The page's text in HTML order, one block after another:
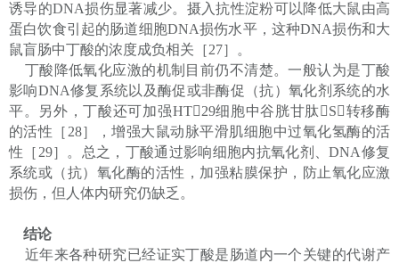
诱导的DNA损伤显著减少。摄入抗性淀粉可以降低大鼠由高
蛋白饮食引起的肠道细胞DNA损伤水平，这种DNA损伤和大
鼠盲肠中丁酸的浓度成负相关［27］。
丁酸降低氧化应激的机制目前仍不清楚。一般认为是丁酸
影响DNA修复系统以及酶促或非酶促（抗）氧化剂系统的水
平。另外，丁酸还可加强HT29细胞中谷胱甘肽S转移酶
的活性［28］，增强大鼠动脉平滑肌细胞中过氧化氢酶的活
性［29］。总之，丁酸通过影响细胞内抗氧化剂、DNA修复
系统或（抗）氧化酶的活性，加强粘膜保护，防止氧化应激
损伤，但人体内研究仍缺乏。
结论
近年来各种研究已经证实丁酸是肠道内一个关键的代谢产